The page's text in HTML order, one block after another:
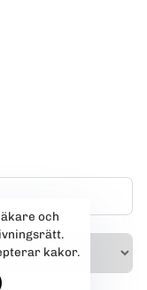
och
kakor.